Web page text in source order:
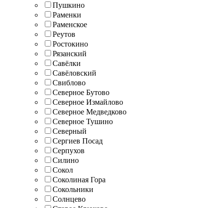
Пушкино
Раменки
Раменское
Реутов
Ростокино
Рязанский
Савёлки
Савёловский
Свиблово
Северное Бутово
Северное Измайлово
Северное Медведково
Северное Тушино
Северный
Сергиев Посад
Серпухов
Силино
Сокол
Соколиная Гора
Сокольники
Солнцево